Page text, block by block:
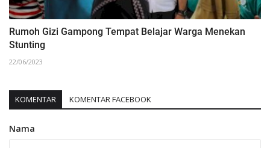
Rumoh Gizi Gampong Tempat Belajar Warga Menekan
Stunting
22/06/2023
KOMENTAR KOMENTAR FACEBOOK
Nama